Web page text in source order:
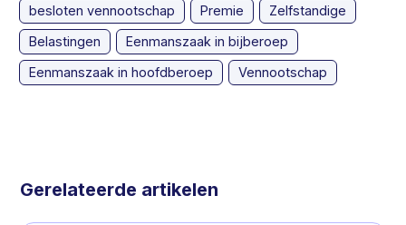
besloten vennootschap
Premie
Zelfstandige
Belastingen
Eenmanszaak in bijberoep
Eenmanszaak in hoofdberoep
Vennootschap
Gerelateerde artikelen